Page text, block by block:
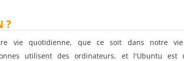
?
vie quotidienne, que ce soit dans notre
utilisent des ordinateurs, et l'Ubuntu est